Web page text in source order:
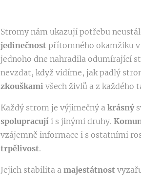
Stromy nám ukazují potřebu
jedinečnost přítomného okamžiku
jednoho dne nahradila odumírající
nevzdat, když vidíme, jak padlý
zkouškami všech živlů a z každého
Každý strom je výjimečný a krásný
spolupracují i s jinými druhy.
vzájemně informace i s ostatními
trpělivost.
Jejich stabilita a majestátnost